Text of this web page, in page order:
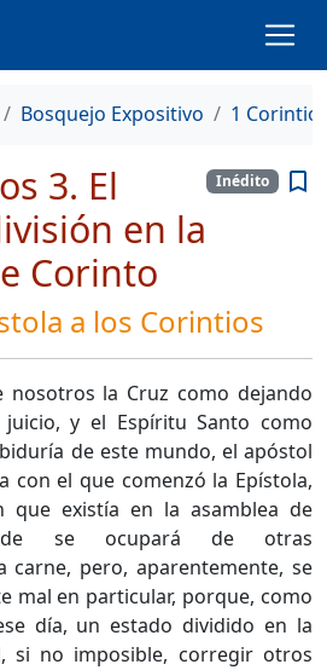
Bosquejo Expositivo 1
Inédito bookmark_border
3. El
en la
Corinto
a los Corintios
nosotros la Cruz como dejando
y el Espíritu Santo como
de este mundo, el apóstol
con el que comenzó la Epístola,
que existía en la asamblea de
se ocupará de otras
carne, pero, aparentemente, se
mal en particular, porque, como
día, un estado dividido en la
si no imposible, corregir otros